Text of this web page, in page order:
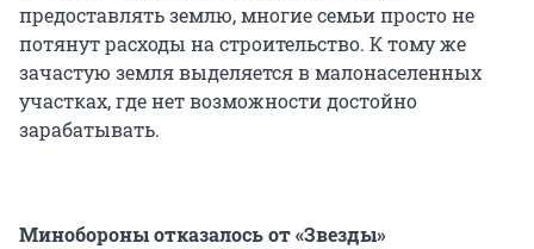
предоставлять землю, многие семьи просто не
потянут расходы на строительство. К тому же
зачастую земля выделяется в малонаселенных
участках, где нет возможности достойно
зарабатывать.
Минобороны отказалось от «Звезды»